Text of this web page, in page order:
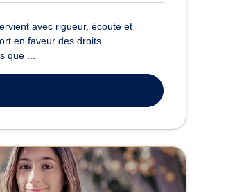
avec rigueur, écoute et
en faveur des droits
que ...